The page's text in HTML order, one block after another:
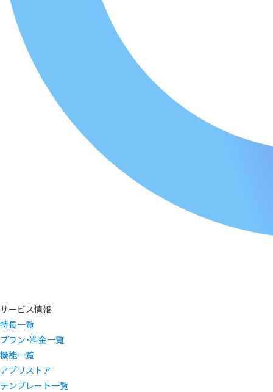
サービス情報
特長一覧
プラン・料金一覧
機能一覧
アプリストア
テンプレート一覧